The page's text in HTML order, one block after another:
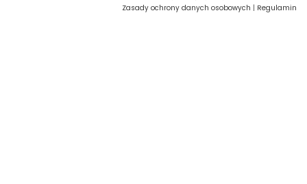
Zasady ochrony danych osobowych | Regulamin